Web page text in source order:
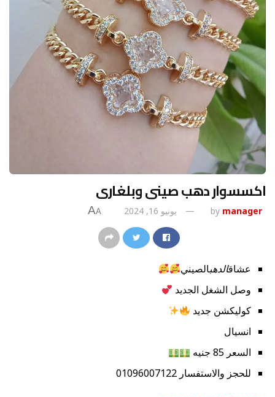
اكسسوار دهب صينى وبلغارى
by manager يونيو 16, 2024 A
A
عشاقالدهبالصيني
وصل الشغل الجديد
كوليكشن جديد
انسيال
السعر 85 جنيه
للحجز والاستفسار 01096007122